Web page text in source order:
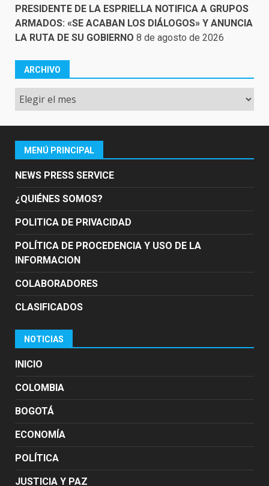
PRESIDENTE DE LA ESPRIELLA NOTIFICA A GRUPOS
ARMADOS: «SE ACABAN LOS DIÁLOGOS» Y ANUNCIA
LA RUTA DE SU GOBIERNO 8 de agosto de 2026
ARCHIVO
Archivo
MENÚ PRINCIPAL
NEWS PRESS SERVICE
¿QUIÉNES SOMOS?
POLITICA DE PRIVACIDAD
POLÍTICA DE PROCEDENCIA Y USO DE LA
INFORMACION
COLABORADORES
CLASIFICADOS
NOTICIAS
INICIO
COLOMBIA
BOGOTÁ
ECONOMÍA
POLÍTICA
JUSTICIA Y PAZ